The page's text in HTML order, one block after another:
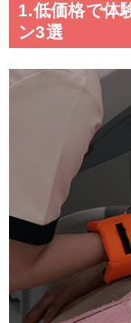
1.低価格で体
ン3選